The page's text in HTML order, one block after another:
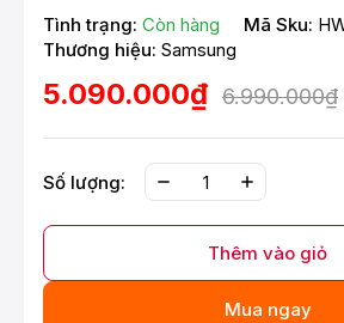
Tình trạng: Còn hàng Mã Sku:
Thương hiệu: Samsung
5.090.000₫ 6.990.000₫
Số lượng:
Thêm vào giỏ
Mua ngay